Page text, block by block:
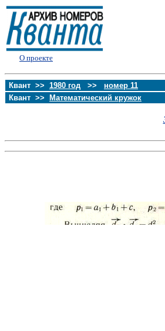
О проекте
Квант >> 1980 год >> номер 11
Квант >>
Математический кружок